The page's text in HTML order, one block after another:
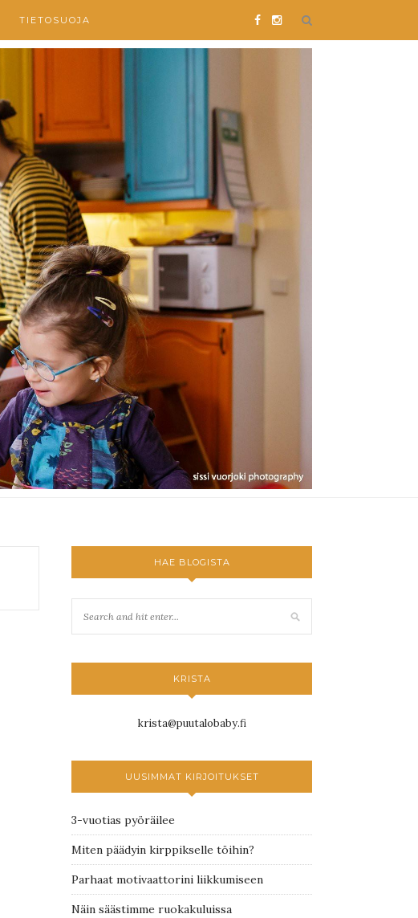
TIETOSUOJA
HAE BLOGISTA
KRISTA
krista@puutalobaby.fi
UUSIMMAT KIRJOITUKSET
3-vuotias pyöräilee
Miten päädyin kirppikselle töihin?
Parhaat motivaattorini liikkumiseen
Näin säästimme ruokakuluissa